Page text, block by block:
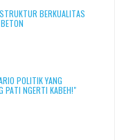
BERKUALITAS
POLITIK YANG
PATI NGERTI KABEH!"